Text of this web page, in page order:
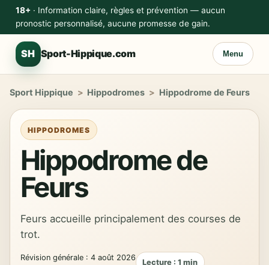
18+· Information claire, règles et prévention — aucun
pronostic personnalisé, aucune promesse de gain.
SH Sport-Hippique.com Menu
Sport Hippique > Hippodromes > Hippodrome de Feurs
HIPPODROMES
Hippodrome de
Feurs
Feurs accueille principalement des courses de
trot.
Révision générale : 4 août 2026 Lecture : 1 min